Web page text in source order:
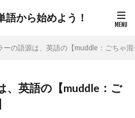
語から始めよう！
ーの語源は、英語の【muddle：ごちゃ
、英語の【muddle：ご